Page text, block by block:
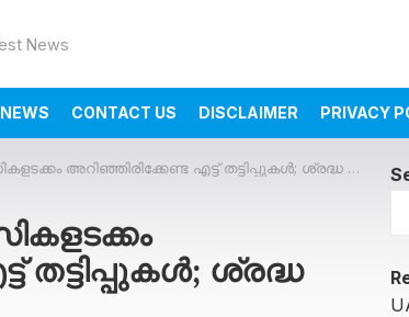
News
NEWS CONTACT US DISCLAIMER PRIVACY
അറിഞ്ഞിരിക്കേണ്ട എട്ട് തട്ടിപ്പുകൾ; ശ്രദ്ധ വേണം…
തട്ടിപ്പുകൾ; ശ്രദ്ധ